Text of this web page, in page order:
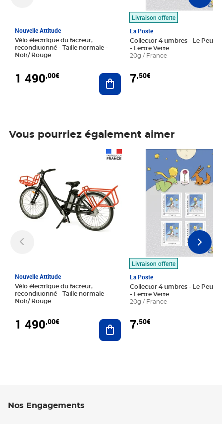
Nouvelle Attitude
Vélo électrique du facteur,
reconditionné - Taille normale -
Noir/ Rouge
1 490,00€ Ajouter au panier
Livraison offerte
La Poste
Collector 4 timbres - Le Petit
- Lettre Verte
20g / France
7,50€
Vous pourriez également aimer
Nouvelle Attitude
Vélo électrique du facteur,
reconditionné - Taille normale -
Noir/ Rouge
1 490,00€ Ajouter au panier
Livraison offerte
La Poste
Collector 4 timbres - Le Petit
- Lettre Verte
20g / France
7,50€
Prix 7,50€
Nos Engagements